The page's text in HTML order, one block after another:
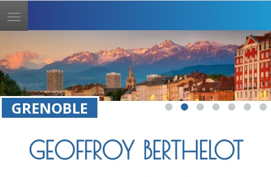
Toggle
navigation
GRENOBLE
GEOFFROY BERTHELOT